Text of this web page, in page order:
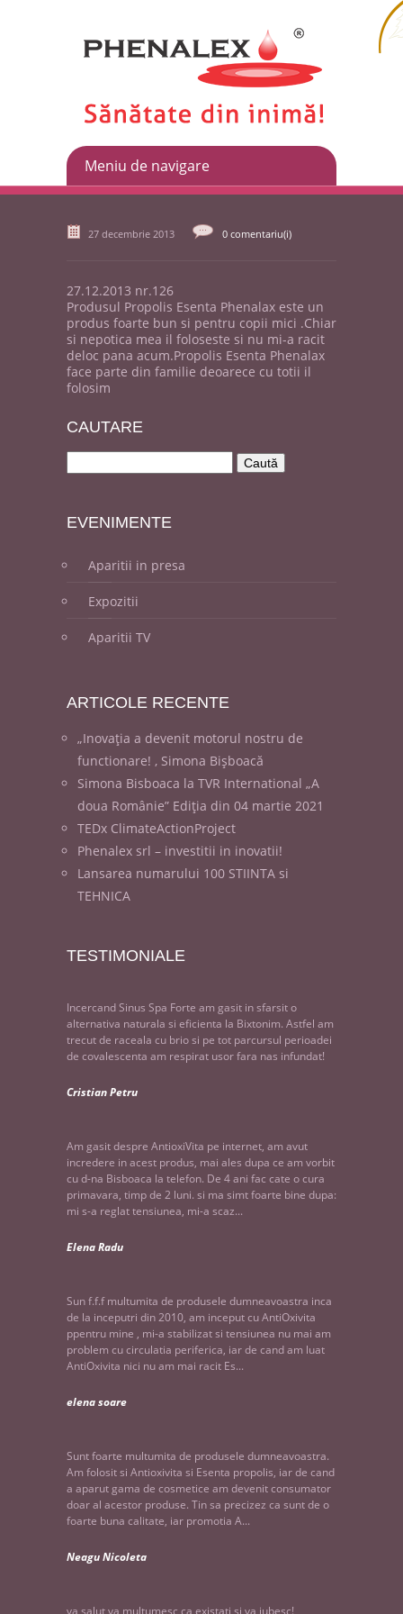
27 decembrie 2013 0 comentariu(i)
27.12.2013 nr.126
Produsul Propolis Esenta Phenalax este un
produs foarte bun si pentru copii mici .Chiar
si nepotica mea il foloseste si nu mi-a racit
deloc pana acum.Propolis Esenta Phenalax
face parte din familie deoarece cu totii il
folosim
CAUTARE
EVENIMENTE
Aparitii in presa
Expozitii
Aparitii TV
ARTICOLE RECENTE
„Inovația a devenit motorul nostru de
functionare! , Simona Bișboacă
Simona Bisboaca la TVR International „A
doua Românie” Ediția din 04 martie 2021
TEDx ClimateActionProject
Phenalex srl – investitii in inovatii!
Lansarea numarului 100 STIINTA si
TEHNICA
TESTIMONIALE
Incercand Sinus Spa Forte am gasit in sfarsit o
alternativa naturala si eficienta la Bixtonim. Astfel am
trecut de raceala cu brio si pe tot parcursul perioadei
de covalescenta am respirat usor fara nas infundat!
Cristian Petru
Am gasit despre AntioxiVita pe internet, am avut
incredere in acest produs, mai ales dupa ce am vorbit
cu d-na Bisboaca la telefon. De 4 ani fac cate o cura
primavara, timp de 2 luni. si ma simt foarte bine dupa:
mi s-a reglat tensiunea, mi-a scaz...
Elena Radu
Sun f.f.f multumita de produsele dumneavoastra inca
de la inceputri din 2010, am inceput cu AntiOxivita
ppentru mine , mi-a stabilizat si tensiunea nu mai am
problem cu circulatia periferica, iar de cand am luat
AntiOxivita nici nu am mai racit Es...
elena soare
Sunt foarte multumita de produsele dumneavoastra.
Am folosit si Antioxivita si Esenta propolis, iar de cand
a aparut gama de cosmetice am devenit consumator
doar al acestor produse. Tin sa precizez ca sunt de o
foarte buna calitate, iar promotia A...
Neagu Nicoleta
va salut,va multumesc ca existati si va iubesc!